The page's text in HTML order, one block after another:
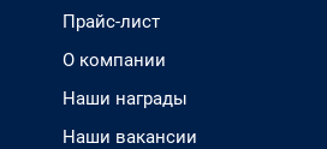
Прайс-лист
О компании
Наши награды
Наши вакансии